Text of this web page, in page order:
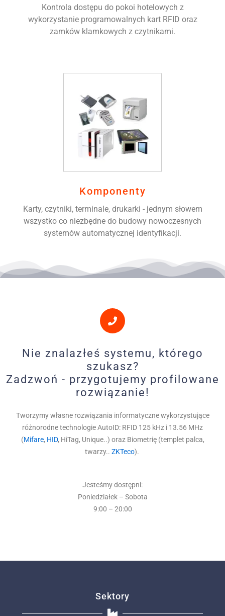
Kontrola dostępu do pokoi hotelowych z
wykorzystanie programowalnych kart RFID oraz
zamków klamkowych z czytnikami.
Komponenty
Karty, czytniki, terminale, drukarki - jednym słowem
wszystko co niezbędne do budowy nowoczesnych
systemów automatycznej identyfikacji.
Nie znalazłeś systemu, którego
szukasz?
Zadzwoń - przygotujemy profilowane
rozwiązanie!
Tworzymy własne rozwiązania informatyczne wykorzystujące
różnorodne technologie AutoID: RFID 125 kHz i 13.56 MHz
(Mifare, HID, HiTag, Unique..) oraz Biometrię (templet palca,
twarzy.. ZKTeco).
Jesteśmy dostępni:
Poniedziałek – Sobota
9:00 – 20:00
Sektory